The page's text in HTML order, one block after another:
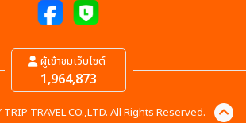
ผู้เข้าชมเว็บไซต์
1,964,873
TRAVEL CO.,LTD. All Rights Reserved.